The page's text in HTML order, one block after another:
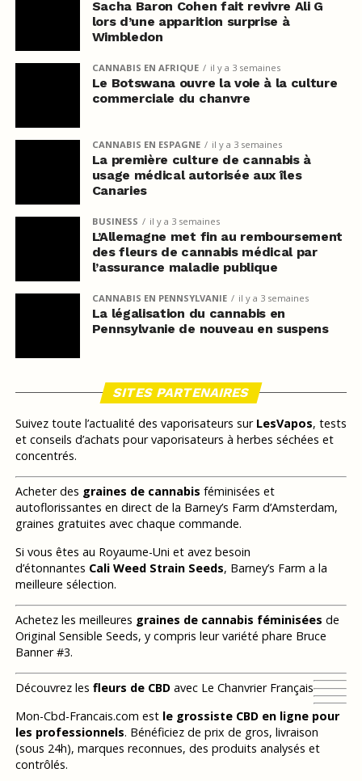
Sacha Baron Cohen fait revivre Ali G
lors d’une apparition surprise à
Wimbledon
CANNABIS EN AFRIQUE il y a 3 semaines
Le Botswana ouvre la voie à la culture
commerciale du chanvre
CANNABIS EN ESPAGNE il y a 3 semaines
La première culture de cannabis à
usage médical autorisée aux îles
Canaries
BUSINESS il y a 3 semaines
L’Allemagne met fin au remboursement
des fleurs de cannabis médical par
l’assurance maladie publique
CANNABIS EN PENNSYLVANIE il y a 3 semaines
La légalisation du cannabis en
Pennsylvanie de nouveau en suspens
SITES PARTENAIRES
Suivez toute l’actualité des vaporisateurs sur LesVapos, tests
et conseils d’achats pour vaporisateurs à herbes séchées et
concentrés.
Acheter des graines de cannabis féminisées et
autoflorissantes en direct de la Barney’s Farm d’Amsterdam,
graines gratuites avec chaque commande.
Si vous êtes au Royaume-Uni et avez besoin
d’étonnantes Cali Weed Strain Seeds, Barney’s Farm a la
meilleure sélection.
Achetez les meilleures graines de cannabis féminisées de
Original Sensible Seeds, y compris leur variété phare Bruce
Banner #3.
Découvrez les fleurs de CBDavec Le Chanvrier Français
Mon-Cbd-Francais.com est le grossiste CBD en ligne pour
les professionnels. Bénéficiez de prix de gros, livraison
(sous 24h), marques reconnues, des produits analysés et
contrôlés.